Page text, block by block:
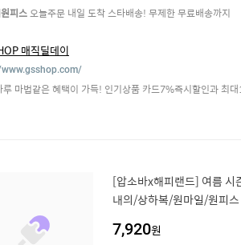
피스오늘주문 내일 도착 스타배송! 무제한 무료배송까지
매직딜데이
루 마법같은 혜택이 가득! 인기상품 카드7%즉시할인과 최
[압소바x해피랜드] 여름 시
내의/상하복/원마일/원피
7,920원